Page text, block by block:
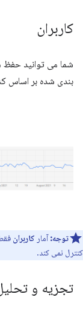
کاربران
شما می توانید حفظ
بندی شده بر اساس
توجه:آمار کاربران
کنترل نمی کند.
تجزیه و